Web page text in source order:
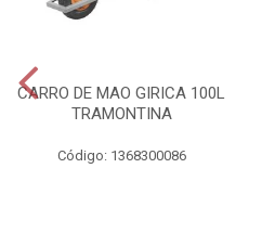
CARRO DE MAO GIRICA 100L
TRAMONTINA
Código: 1368300086